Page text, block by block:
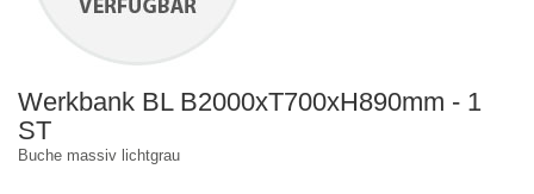
Werkbank BL B2000xT700xH890mm - 1
ST
Buche massiv lichtgrau